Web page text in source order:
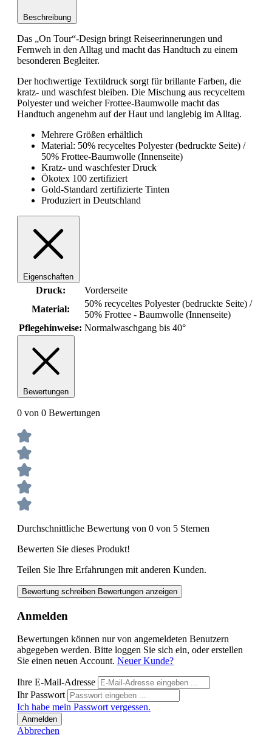
Beschreibung
Das „On Tour“-Design bringt Reiseerinnerungen und
Fernweh in den Alltag und macht das Handtuch zu einem
besonderen Begleiter.
Der hochwertige Textildruck sorgt für brillante Farben, die
kratz- und waschfest bleiben. Die Mischung aus recyceltem
Polyester und weicher Frottee-Baumwolle macht das
Handtuch angenehm auf der Haut und langlebig im Alltag.
Mehrere Größen erhältlich
Material: 50% recyceltes Polyester (bedruckte Seite) /
50% Frottee-Baumwolle (Innenseite)
Kratz- und waschfester Druck
Ökotex 100 zertifiziert
Gold-Standard zertifizierte Tinten
Produziert in Deutschland
Eigenschaften
Druck:
Vorderseite
Material:
50% recyceltes Polyester (bedruckte Seite) /
50% Frottee - Baumwolle (Innenseite)
Pflegehinweise: Normalwaschgang bis 40°
Bewertungen
0 von 0 Bewertungen
Durchschnittliche Bewertung von 0 von 5 Sternen
Bewerten Sie dieses Produkt!
Teilen Sie Ihre Erfahrungen mit anderen Kunden.
Bewertung schreiben Bewertungen anzeigen
Anmelden
Bewertungen können nur von angemeldeten Benutzern
abgegeben werden. Bitte loggen Sie sich ein, oder erstellen
Sie einen neuen Account. Neuer Kunde?
Ihre E-Mail-Adresse
Ihr Passwort
Ich habe mein Passwort vergessen.
Anmelden
Abbrechen